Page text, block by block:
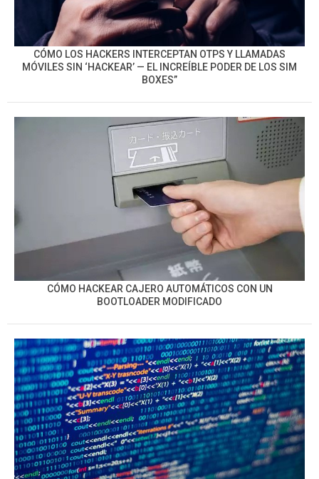
CÓMO LOS HACKERS INTERCEPTAN OTPS Y LLAMADAS
MÓVILES SIN ‘HACKEAR’ — EL INCREÍBLE PODER DE LOS SIM
BOXES”
CÓMO HACKEAR CAJERO AUTOMÁTICOS CON UN
BOOTLOADER MODIFICADO